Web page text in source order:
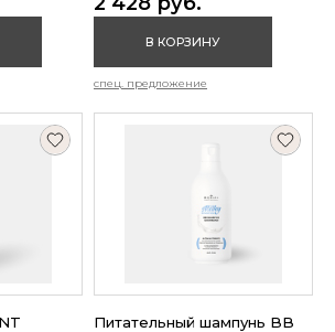
В КОРЗИНУ
спец. предложение
Питательный шампунь BB